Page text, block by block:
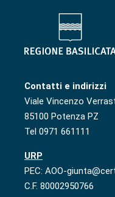
Contatti e indirizzi
Viale Vincenzo
85100 Potenza PZ
Tel 0971 661111
URP
PEC: AOO-
C.F. 80002950766